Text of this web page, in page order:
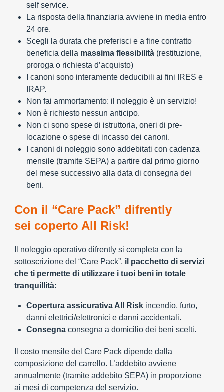
self service.
La risposta della finanziaria avviene in media entro
24 ore.
Scegli la durata che preferisci e a fine contratto
beneficia della massima flessibilità (restituzione,
proroga o richiesta d’acquisto)
I canoni sono interamente deducibili ai fini IRES e
IRAP.
Non fai ammortamento: il noleggio è un servizio!
Non è richiesto nessun anticipo.
Non ci sono spese di istruttoria, oneri di pre-
locazione o spese di incasso dei canoni.
I canoni di noleggio sono addebitati con cadenza
mensile (tramite SEPA) a partire dal primo giorno
del mese successivo alla data di consegna dei
beni.
Con il “Care Pack” difrently
sei coperto All Risk!
Il noleggio operativo difrently si completa con la
sottoscrizione del “Care Pack”, il pacchetto di servizi
che ti permette di utilizzare i tuoi beni in totale
tranquillità:
Copertura assicurativa All Risk incendio, furto,
danni elettrici/elettronici e danni accidentali.
Consegna consegna a domicilio dei beni scelti.
Il costo mensile del Care Pack dipende dalla
composizione del carrello. L’addebito avviene
annualmente (tramite addebito SEPA) in proporzione
ai mesi di competenza del servizio.